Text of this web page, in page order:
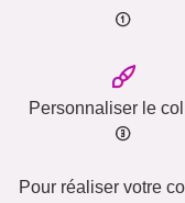
Personnaliser le
Pour réaliser votre